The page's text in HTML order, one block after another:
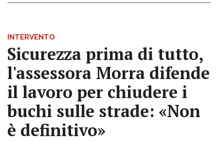
INTERVENTO
Sicurezza prima di tutto,
l'assessora Morra difende
il lavoro per chiudere i
buchi sulle strade: «Non
è definitivo»